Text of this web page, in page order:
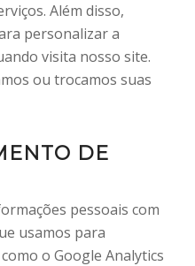
Além disso,
personalizar a
visita nosso site.
ou trocamos suas
DE
pessoais com
usamos para
o Google Analytics